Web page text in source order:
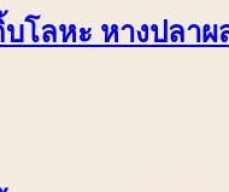
บโลหะ หางปลา